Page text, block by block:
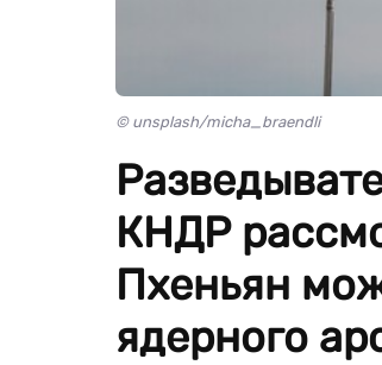
© unsplash/micha_braendli
КНДР
Пхеньян
ядерного